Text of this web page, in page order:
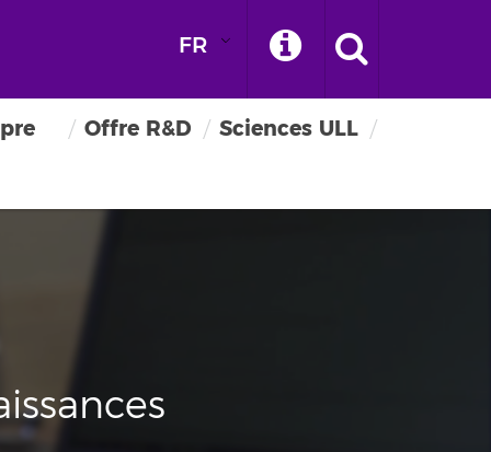
FR
Offre R&D
Sciences ULL